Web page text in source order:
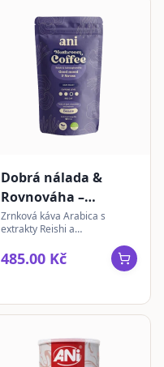
Dobrá nálada &
Rovnováha –
Mushroom Coffee |
zrnková 350 g
Zrnková káva Arabica s
extrakty Reishi a
pohody a vnitřní rovnováhy.
Jemný kofeinový zážitek s
485.00 Kč